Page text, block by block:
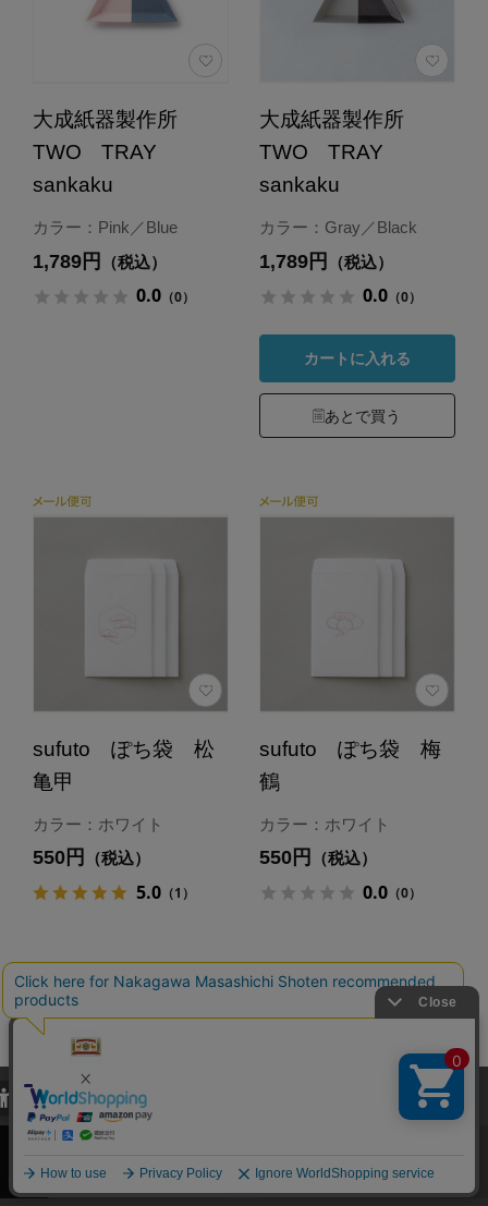
大成紙器製作所
TWO TRAY
sankaku
カラー：Pink／Blue
1,789円 （税込）
0.0（0）
大成紙器製作所
TWO TRAY
sankaku
カラー：Gray／Black
1,789円 （税込）
0.0（0）
カートに入れる
あとで買う
sufuto ぽち袋 松
亀甲
カラー：ホワイト
550円 （税込）
5.0（1）
sufuto ぽち袋 梅
鶴
カラー：ホワイト
550円 （税込）
0.0（0）
当サイトでは、当サイト内における閲覧履歴・属性情報などの取得およ
び利便性向上のためにクッキー（Cookie）を使用いたします。詳細に
関しては「プライバシーポリシー
承諾する